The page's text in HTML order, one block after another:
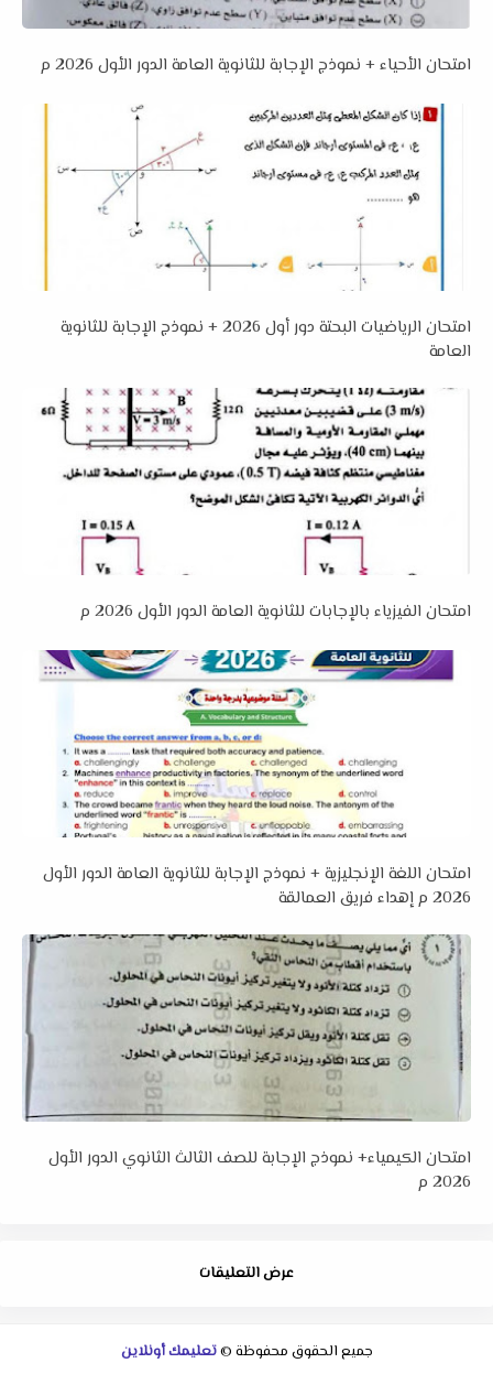
امتحان الأحياء + نموذج الإجابة للثانوية العامة الدور الأول 2026 م
امتحان الرياضيات البحتة دور أول 2026 + نموذج الإجابة للثانوية
العامة
امتحان الفيزياء بالإجابات للثانوية العامة الدور الأول 2026 م
امتحان اللغة الإنجليزية + نموذج الإجابة للثانوية العامة الدور الأول
2026 م إهداء فريق العمالقة
امتحان الكيمياء+ نموذج الإجابة للصف الثالث الثانوي الدور الأول
2026 م
عرض التعليقات
جميع الحقوق محفوظة ©تعليمك أونلاين